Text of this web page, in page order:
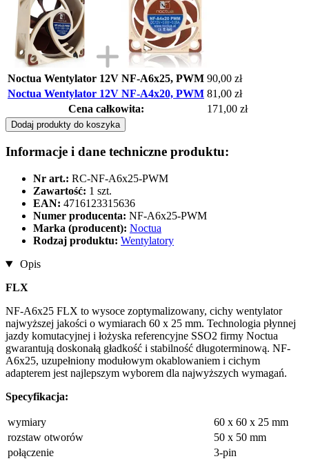
Noctua Wentylator 12V NF-A6x25, PWM 90,00 zł
Noctua Wentylator 12V NF-A4x20, PWM 81,00 zł
Cena całkowita:
171,00 zł
Dodaj produkty do koszyka
Informacje i dane techniczne produktu:
Nr art.: RC-NF-A6x25-PWM
Zawartość: 1 szt.
EAN: 4716123315636
Numer producenta: NF-A6x25-PWM
Marka (producent): Noctua
Rodzaj produktu: Wentylatory
Opis
FLX
NF-A6x25 FLX to wysoce zoptymalizowany, cichy wentylator
najwyższej jakości o wymiarach 60 x 25 mm. Technologia płynnej
jazdy komutacyjnej i łożyska referencyjne SSO2 firmy Noctua
gwarantują doskonałą gładkość i stabilność długoterminową. NF-
A6x25, uzupełniony modułowym okablowaniem i cichym
adapterem jest najlepszym wyborem dla najwyższych wymagań.
Specyfikacja:
wymiary
60 x 60 x 25 mm
rozstaw otworów
50 x 50 mm
połączenie
3-pin